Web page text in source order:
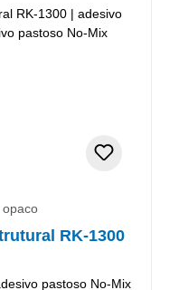
RK-1300
pastoso No-Mix